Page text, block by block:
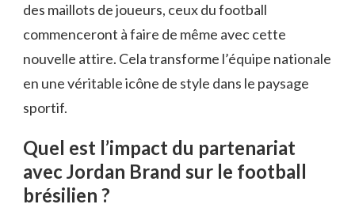
des maillots de joueurs, ceux du football
commenceront à faire de même avec cette
nouvelle attire. Cela transforme l’équipe nationale
en une véritable icône de style dans le paysage
sportif.
Quel est l’impact du partenariat
avec Jordan Brand sur le football
brésilien ?